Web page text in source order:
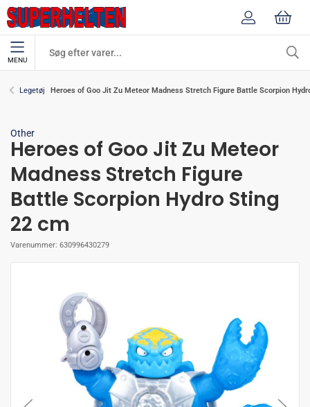
MENU
Legetøj Heroes of Goo Jit Zu Meteor Madness Stretch Figure Battle Scorpion
Other
Heroes of Goo Jit Zu Meteor
Madness Stretch Figure
Battle Scorpion Hydro Sting
22 cm
Varenummer: 630996430279